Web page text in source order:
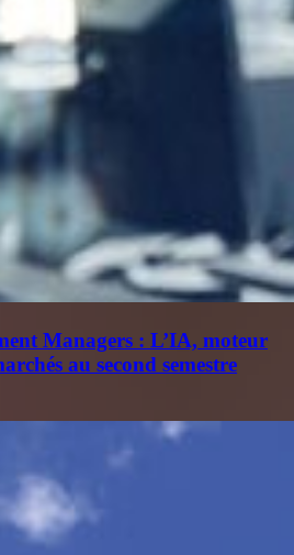
Managers : L’IA, moteur
au second semestre